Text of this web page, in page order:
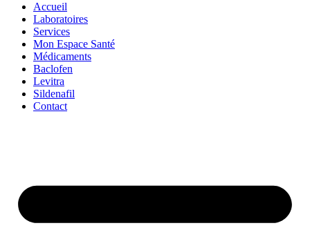
Accueil
Laboratoires
Services
Mon Espace Santé
Médicaments
Baclofen
Levitra
Sildenafil
Contact